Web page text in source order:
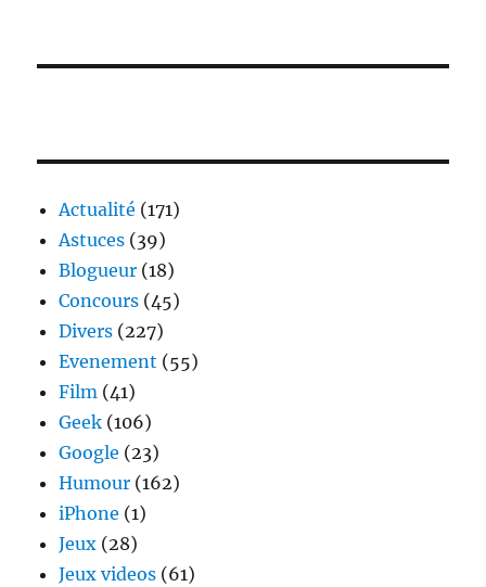
Actualité (171)
Astuces (39)
Blogueur (18)
Concours (45)
Divers (227)
Evenement (55)
Film (41)
Geek (106)
Google (23)
Humour (162)
iPhone (1)
Jeux (28)
Jeux videos (61)